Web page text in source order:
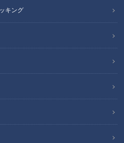
キング
されフード
れフードを調査！今回は名古屋・
通店の「ハンバーグ」と愛知・
ヌルパン」です。
おすすめ